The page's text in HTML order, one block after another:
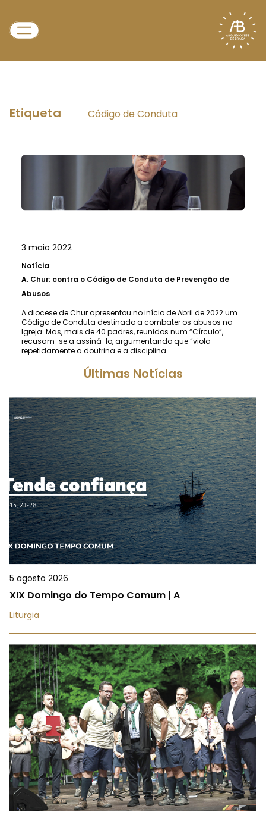
Etiqueta Código de Conduta
3 maio 2022
Notícia
A. Chur: contra o Código de Conduta de Prevenção de
Abusos
A diocese de Chur apresentou no início de Abril de 2022 um
Código de Conduta destinado a combater os abusos na
Igreja. Mas, mais de 40 padres, reunidos num “Círculo”,
recusam-se a assiná-lo, argumentando que “viola
repetidamente a doutrina e a disciplina
Últimas Notícias
5 agosto 2026
XIX Domingo do Tempo Comum | A
Liturgia